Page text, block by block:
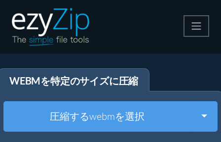
解凍する
その他のツール
WEBMを特定のサイズに圧縮
圧縮するwebmを選択